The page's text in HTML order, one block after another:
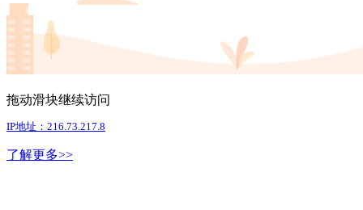
拖动滑块继续访问
IP地址：216.73.217.8
了解更多>>